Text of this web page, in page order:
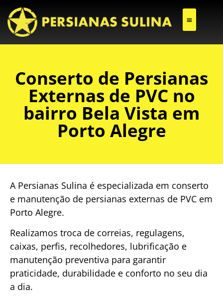
Conserto de Persianas
Externas de PVC no
bairro Bela Vista em
Porto Alegre
A Persianas Sulina é especializada em conserto
e manutenção de persianas externas de PVC em
Porto Alegre.
Realizamos troca de correias, regulagens,
caixas, perfis, recolhedores, lubrificação e
manutenção preventiva para garantir
praticidade, durabilidade e conforto no seu dia
a dia.